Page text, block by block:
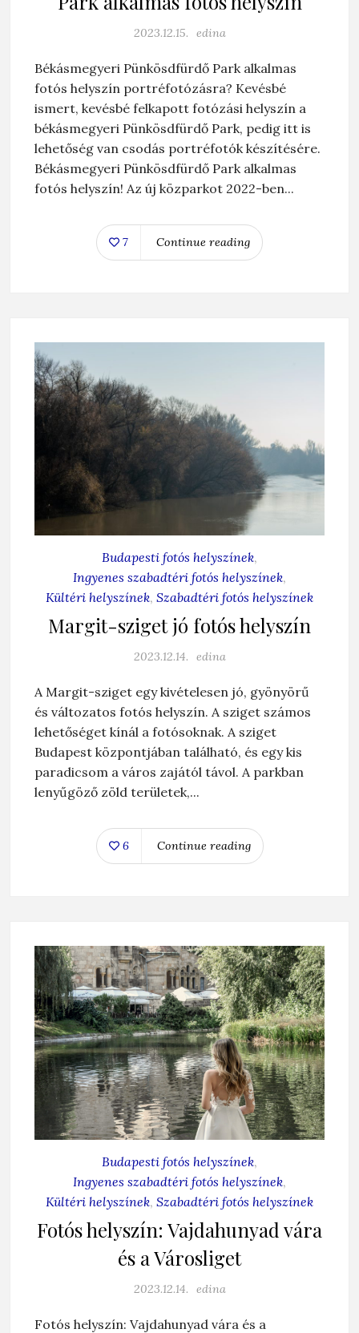
2023.12.15. edina
Békásmegyeri Pünkösdfürdő Park alkalmas
fotós helyszín portréfotózásra? Kevésbé
ismert, kevésbé felkapott fotózási helyszín a
békásmegyeri Pünkösdfürdő Park, pedig itt is
lehetőség van csodás portréfotók készítésére.
Békásmegyeri Pünkösdfürdő Park alkalmas
fotós helyszín! Az új közparkot 2022-ben...
7 Continue reading
Budapesti fotós helyszínek,
Ingyenes szabadtéri fotós helyszínek,
Kültéri helyszínek, Szabadtéri fotós helyszínek
Margit-sziget jó fotós helyszín
2023.12.14. edina
A Margit-sziget egy kivételesen jó, gyönyörű
és változatos fotós helyszín. A sziget számos
lehetőséget kínál a fotósoknak. A sziget
Budapest központjában található, és egy kis
paradicsom a város zajától távol. A parkban
lenyűgöző zöld területek,...
6 Continue reading
Budapesti fotós helyszínek,
Ingyenes szabadtéri fotós helyszínek,
Kültéri helyszínek, Szabadtéri fotós helyszínek
Fotós helyszín: Vajdahunyad vára
és a Városliget
2023.12.14. edina
Fotós helyszín: Vajdahunyad vára és a